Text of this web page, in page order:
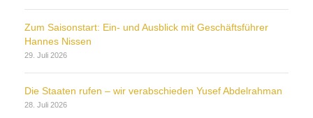
Zum Saisonstart: Ein- und Ausblick mit Geschäftsführer
Hannes Nissen
29. Juli 2026
Die Staaten rufen – wir verabschieden Yusef Abdelrahman
28. Juli 2026